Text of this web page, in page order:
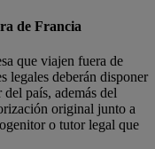
de Francia
que viajen fuera de
legales deberán disponer
país, además del
original junto a
o tutor legal que